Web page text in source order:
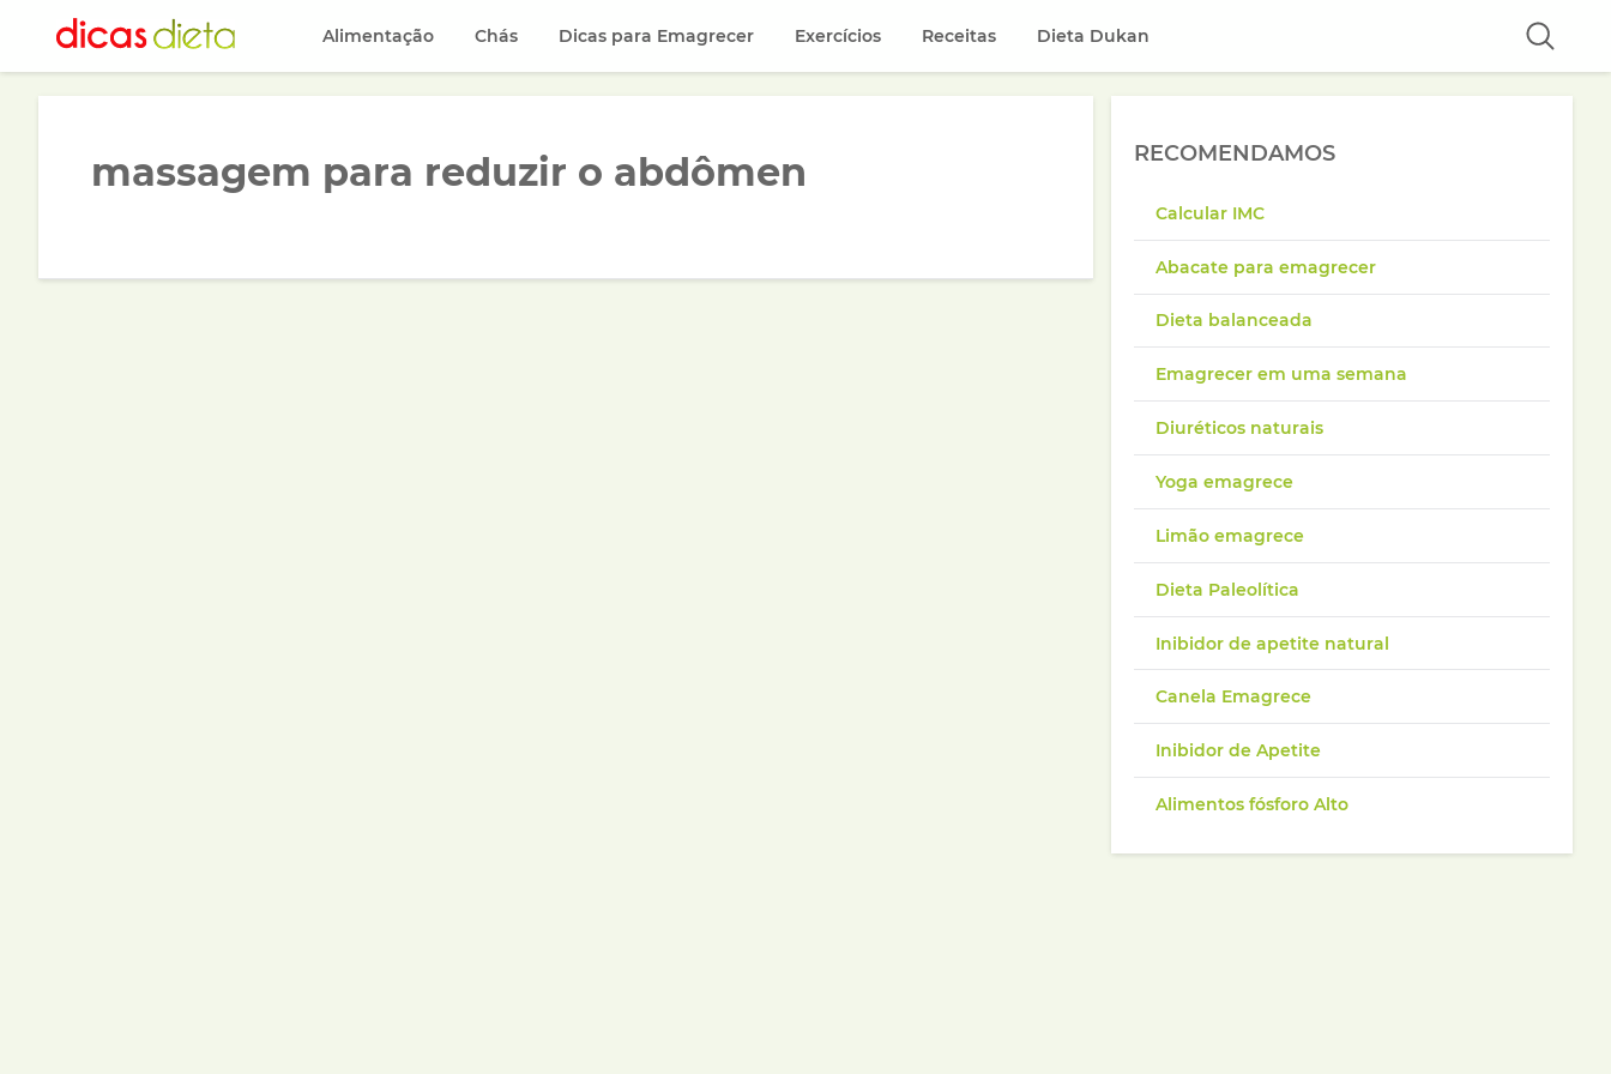
Alimentação Chás Dicas para Emagrecer Exercícios Receitas Dieta Dukan
massagem para reduzir o abdômen RECOMENDAMOS
Calcular IMC
Abacate para emagrecer
Dieta balanceada
Emagrecer em uma semana
Diuréticos naturais
Yoga emagrece
Limão emagrece
Dieta Paleolítica
Inibidor de apetite natural
Canela Emagrece
Inibidor de Apetite
Alimentos fósforo Alto